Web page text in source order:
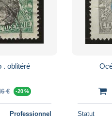
Océanie . Y&T . 67 . o . oblitéré
€ -20 %
Professionnel Statut